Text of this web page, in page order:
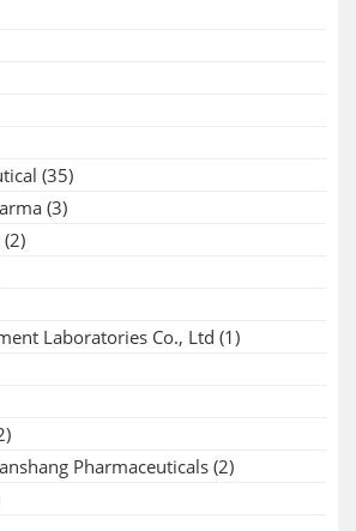
(35)
(3)
(2)
Laboratories Co., Ltd (1)
Pharmaceuticals (2)